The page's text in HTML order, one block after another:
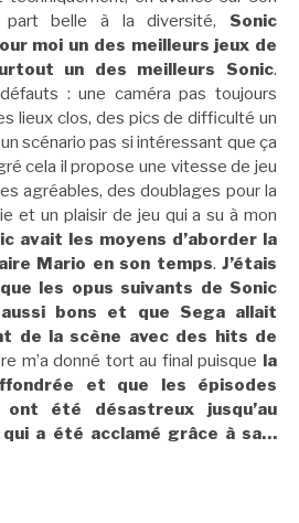
belle à la diversité, Sonic
moi un des meilleurs jeux de
un des meilleurs Sonic.
: une caméra pas toujours
lieux clos, des pics de difficulté un
scénario pas si intéressant que ça
cela il propose une vitesse de jeu
agréables, des doublages pour la
et un plaisir de jeu qui a su à mon
avait les moyens d’aborder la
Mario en son temps.J’étais
les opus suivants de Sonic
bons et que Sega allait
de la scène avec des hits de
m’a donné tort au final puisque la
et que les épisodes
été désastreux jusqu’au
qui a été acclamé grâce à sa…